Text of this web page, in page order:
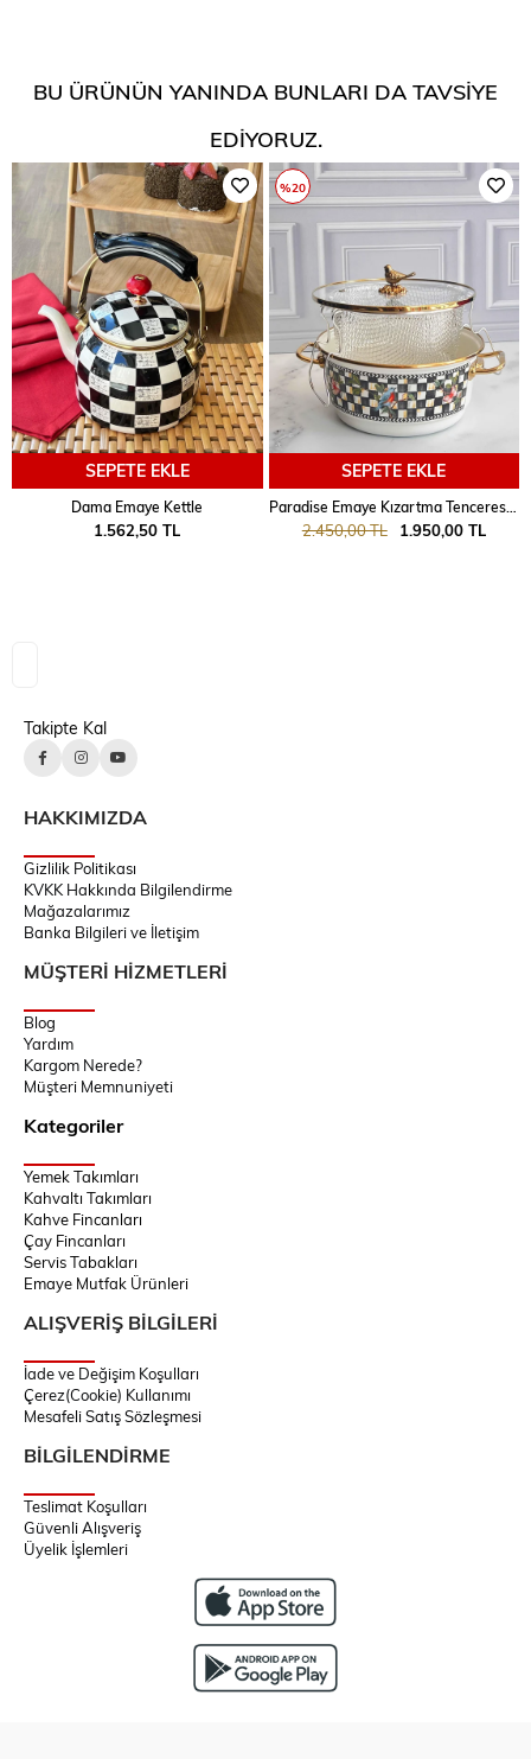
BU ÜRÜNÜN YANINDA BUNLARI DA TAVSIYE
EDIYORUZ.
SEPETE EKLE
Dama Emaye Kettle
1.562,50 TL
SEPETE EKLE
Paradise Emaye Kızartma Tenceresi 24 Cm
1.950,00 TL
2.450,00 TL
%20
Takipte Kal
HAKKIMIZDA
Gizlilik Politikası
KVKK Hakkında Bilgilendirme
Mağazalarımız
Banka Bilgileri ve İletişim
MÜŞTERİ HİZMETLERİ
Blog
Yardım
Kargom Nerede?
Müşteri Memnuniyeti
Kategoriler
Yemek Takımları
Kahvaltı Takımları
Kahve Fincanları
Çay Fincanları
Servis Tabakları
Emaye Mutfak Ürünleri
ALIŞVERİŞ BİLGİLERİ
İade ve Değişim Koşulları
Çerez(Cookie) Kullanımı
Mesafeli Satış Sözleşmesi
BİLGİLENDİRME
Teslimat Koşulları
Güvenli Alışveriş
Üyelik İşlemleri